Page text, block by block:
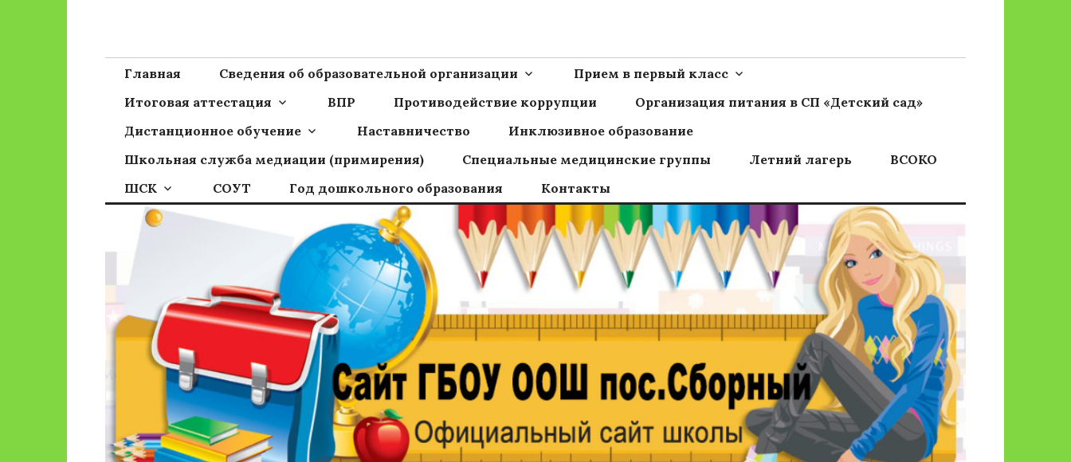
Сайт ГБОУ ООШ пос.Сборный
Главная Сведения об образовательной организации
Прием в первый класс
Итоговая аттестация
ВПР Противодействие коррупции
Организация питания в СП «Детский сад»
Дистанционное обучение
Наставничество
Инклюзивное образование
Школьная служба медиации (примирения)
Специальные медицинские группы Летний лагерь
ВСОКО
ШСК
СОУТ Год дошкольного образования Контакты